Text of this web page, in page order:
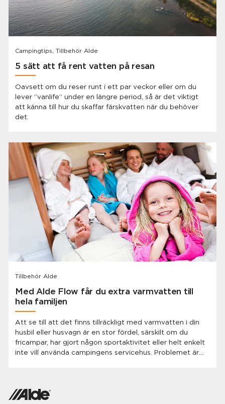
Campingtips, Tillbehör Alde
5 sätt att få rent vatten på resan
Oavsett om du reser runt i ett par veckor eller om du
lever ”vanlife” under en längre period, så är det viktigt
att känna till hur du skaffar färskvatten när du behöver
det.
Tillbehör Alde
Med Alde Flow får du extra varmvatten till
hela familjen
Att se till att det finns tillräckligt med varmvatten i din
husbil eller husvagn är en stor fördel, särskilt om du
fricampar, har gjort någon sportaktivitet eller helt enkelt
inte vill använda campingens servicehus. Problemet är